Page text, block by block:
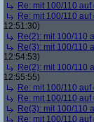
Re: mit 100/110
Re: mit 100/110
12:51:30)
Re(2): mit 100/110
Re(3): mit 100/110
12:54:53)
Re(2): mit 100/110
12:55:55)
Re: mit 100/110
Re: mit 100/110
Re(3): mit 100/110
Re: mit 100/110